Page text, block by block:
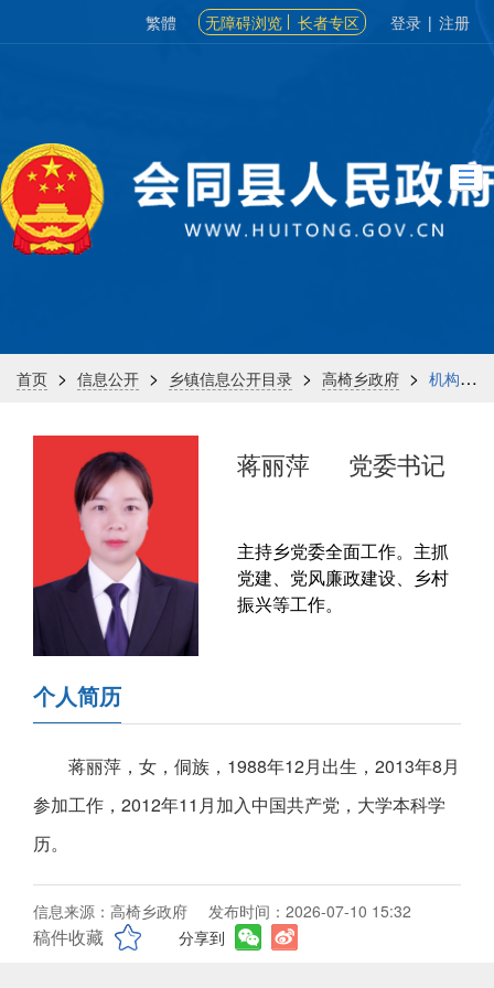
繁體 无障碍浏览 长者专区 登录 | 注册
首页 > 信息公开 > 乡镇信息公开目录 > 高椅乡政府 > 机构信息
蒋丽萍 党委书记
主持乡党委全面工作。主抓
党建、党风廉政建设、乡村
振兴等工作。
个人简历
蒋丽萍，女，侗族，1988年12月出生，2013年8月
参加工作，2012年11月加入中国共产党，大学本科学
历。
信息来源：高椅乡政府 发布时间：2026-07-10 15:32
稿件收藏 分享到